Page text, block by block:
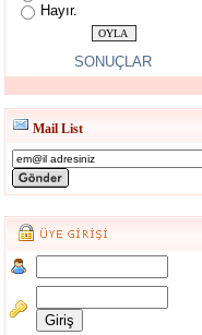
Hayır.
SONUÇLAR
Mail List